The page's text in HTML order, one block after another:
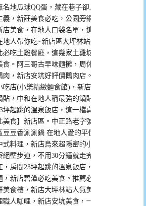
名地瓜球QQ蛋，藏在巷子卻人氣評價都高的
義，新莊美食必吃，公園旁銅板價格在地人都
店美食，在地人口袋名單，這10家新店必吃美
地人帶你吃~新店區大坪林站美食懶人包，小
必吃土雞餐廳，這幾家土雞城吃過就會愛上。
食。阿三哥古早味麵攤，周休三天的在地人口
肉，新店安坑好評價鵝肉店。鵝肉好吃，老闆
吃店(小樂精緻麵食館)，新店在地人氣餐廳，
貼，中和在地人稱最強的鍋貼，一個只要8元
坪起跳的溫泉飯店，這一檔真的讓你加一個大
美食】新店區。中正路老字號麵館 南川麵館
豆豆香涮涮鍋 在地人愛的平價火鍋 服務親切
式料理，新店烏來超隱密的小店，但料理超強
絕壁步道，不用30分鐘就走完，親子也適合一
，房間23坪起跳的溫泉飯店，早餐還是專人送
，新店碧潭必吃美食。推薦必點塔香辣肉醬皮
美食樓，新店大坪林站人氣美食，百元熱炒根
職人咖哩，新店安坑美食，一開店就客滿的人